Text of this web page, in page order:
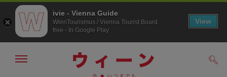
メ
ivie - Vienna Guide
WienTourismus / Vienna Tourist Board
free - In Google Play
View